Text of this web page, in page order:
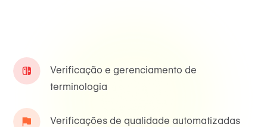
Verificação e gerenciamento de
terminologia
Verificações de qualidade automatizadas